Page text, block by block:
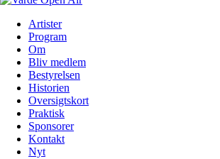
Artister
Program
Om
Bliv medlem
Bestyrelsen
Historien
Oversigtskort
Praktisk
Sponsorer
Kontakt
Nyt